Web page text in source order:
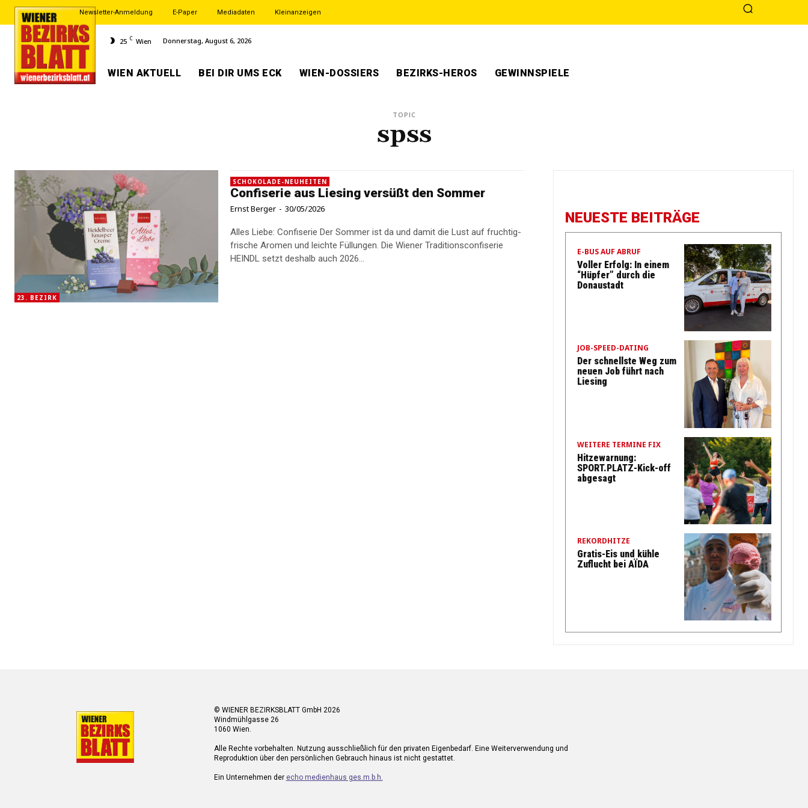
Newsletter-Anmeldung E-Paper Mediadaten Kleinanzeigen
25 C Wien Donnerstag, August 6, 2026
WIEN AKTUELL BEI DIR UMS ECK WIEN-DOSSIERS BEZIRKS-HEROS GEWINNSPIELE
TOPIC
spss
23. BEZIRK
SCHOKOLADE-NEUHEITEN
Confiserie aus Liesing versüßt den Sommer
Ernst Berger - 30/05/2026
Alles Liebe: Confiserie Der Sommer ist da und damit die Lust auf fruchtig-
frische Aromen und leichte Füllungen. Die Wiener Traditionsconfiserie
HEINDL setzt deshalb auch 2026...
NEUESTE BEITRÄGE
E-BUS AUF ABRUF
Voller Erfolg: In einem
“Hüpfer” durch die
Donaustadt
JOB-SPEED-DATING
Der schnellste Weg zum
neuen Job führt nach
Liesing
WEITERE TERMINE FIX
Hitzewarnung:
SPORT.PLATZ-Kick-off
abgesagt
REKORDHITZE
Gratis-Eis und kühle
Zuflucht bei AÏDA
© WIENER BEZIRKSBLATT GmbH 2026
Windmühlgasse 26
1060 Wien.
Alle Rechte vorbehalten. Nutzung ausschließlich für den privaten Eigenbedarf. Eine Weiterverwendung und
Reproduktion über den persönlichen Gebrauch hinaus ist nicht gestattet.
Ein Unternehmen der echo medienhaus ges.m.b.h.